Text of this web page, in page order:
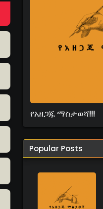
የአዘጋጁ ማስታወሻ!!!
Popular Posts